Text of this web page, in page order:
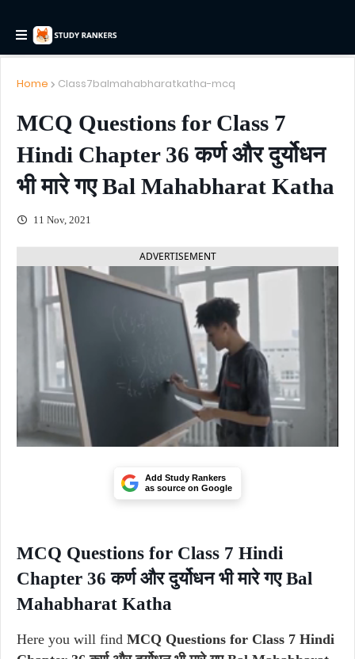
Home Class7balmahabharatkatha-mcq
MCQ Questions for Class 7
Hindi Chapter 36 कर्ण और दुर्योधन
भी मारे गए Bal Mahabharat Katha
11 Nov, 2021
ADVERTISEMENT
Add Study Rankers
as source on Google
MCQ Questions for Class 7 Hindi
Chapter 36 कर्ण और दुर्योधन भी मारे गए Bal
Mahabharat Katha
Here you will find MCQ Questions for Class 7 Hindi